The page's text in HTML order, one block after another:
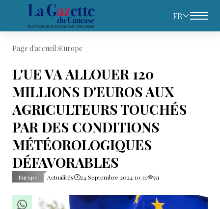
FR
Page d'accueil Europe
L'UE VA ALLOUER 120
MILLIONS D'EUROS AUX
AGRICULTEURS TOUCHÉS
PAR DES CONDITIONS
MÉTÉOROLOGIQUES
DÉFAVORABLES
Europe Actualités 24 Septembre 2024 10:31 551